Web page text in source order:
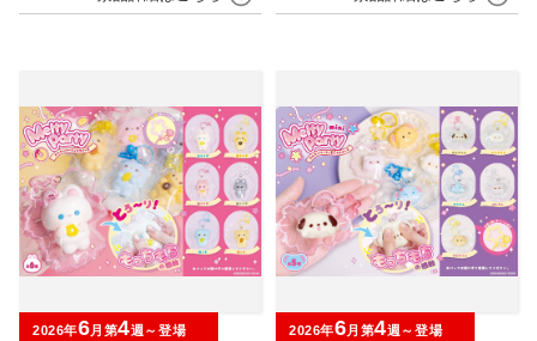
2026年6月第4週～登場 2026年6月第4週～登場